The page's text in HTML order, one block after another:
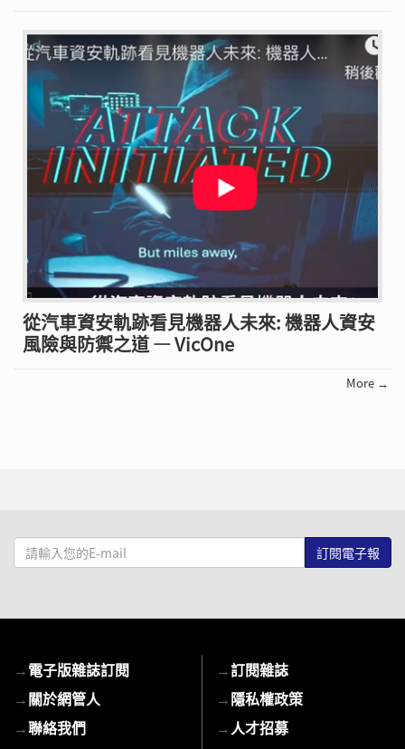
從汽車資安軌跡看見機器人未來: 機器人資安
風險與防禦之道 — VicOne
More →
請
輸
mail
→電子版雜誌訂閱
→關於網管人
→聯絡我們
→訂閱雜誌
→隱私權政策
→ 人才招募